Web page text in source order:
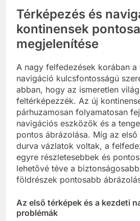
Térképezés és
kontinensek
megjelenítése
A nagy felfedezések korában a
navigáció kulcsfontosságú
abban, hogy az ismeretlen
feltérképezzék. Az új
párhuzamosan folyamatosan
navigációs eszközök és a
pontos ábrázolása. Míg az
durva vázlatok voltak, a
egyre részletesebbek és
lehetővé téve a
földrészek pontosabb
Az első térképek és a kezdeti
problémák